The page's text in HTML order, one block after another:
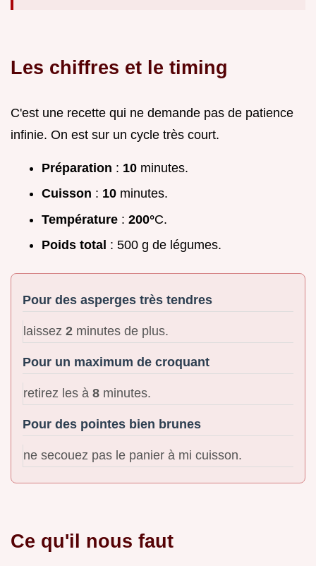
Les chiffres et le timing
C'est une recette qui ne demande pas de patience
infinie. On est sur un cycle très court.
Préparation : 10 minutes.
Cuisson : 10 minutes.
Température : 200°C.
Poids total : 500 g de légumes.
Pour des asperges très tendres
laissez 2 minutes de plus.
Pour un maximum de croquant
retirez les à 8 minutes.
Pour des pointes bien brunes
ne secouez pas le panier à mi cuisson.
Ce qu'il nous faut